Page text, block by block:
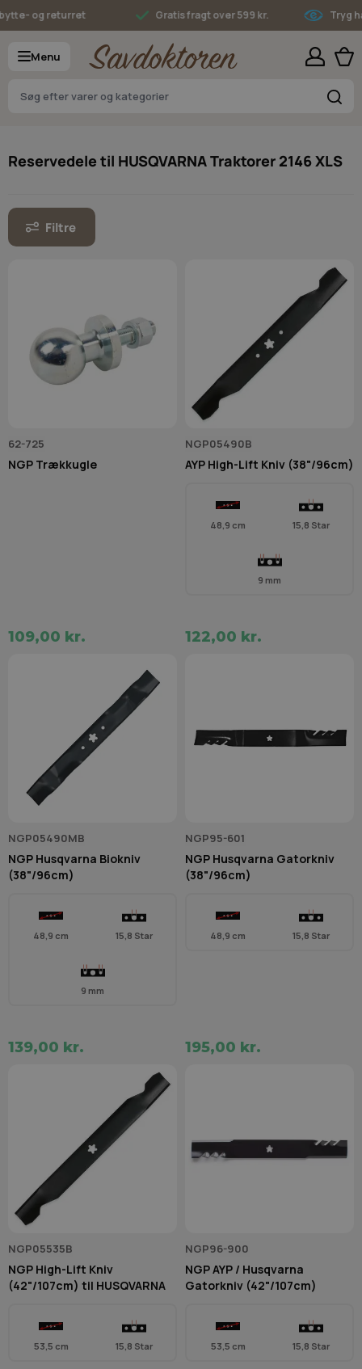
Skip to Content
og returret Gratis fragt over 599 kr. Tryg
Menu
Reservedele til HUSQVARNA Traktorer 2146 XLS
Filtre
62-725
NGP Trækkugle
109,00 kr.
NGP05490B
AYP High-Lift Kniv (38"/96cm)
48,9 cm 15,8 Star
9 mm
122,00 kr.
NGP05490MB
NGP Husqvarna Biokniv
(38"/96cm)
48,9 cm 15,8 Star
9 mm
139,00 kr.
NGP95-601
NGP Husqvarna Gatorkniv
(38"/96cm)
48,9 cm 15,8 Star
195,00 kr.
NGP05535B
NGP High-Lift Kniv
(42"/107cm) til HUSQVARNA
53,5 cm 15,8 Star
NGP96-900
NGP AYP / Husqvarna
Gatorkniv (42"/107cm)
53,5 cm 15,8 Star